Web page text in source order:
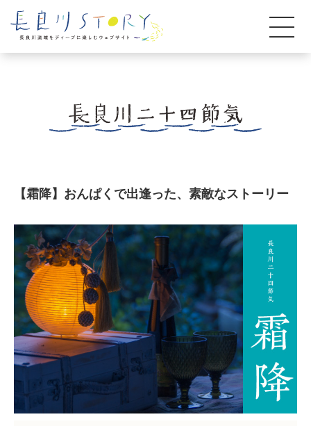
【霜降】おんぱくで出逢った、素敵なストーリー